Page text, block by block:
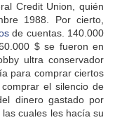
Credit Union, quién
1988. Por cierto,
de cuentas. 140.000
$ se fueron en
ultra conservador
para comprar ciertos
el silencio de
dinero gastado por
cuales les hacía su